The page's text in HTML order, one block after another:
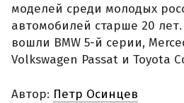
моделей среди молодых
автомобилей старше 20
вошли BMW 5-й серии,
Volkswagen Passat и Toyota
Автор: Петр Осинцев